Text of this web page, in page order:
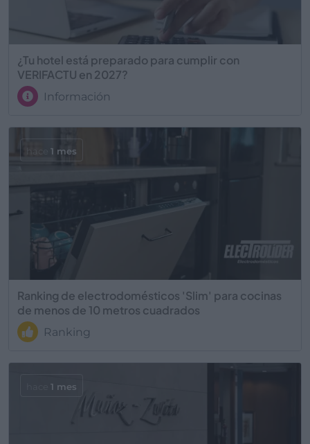
¿Tu hotel está preparado para cumplir con
VERIFACTU en 2027?
Información
Ranking de electrodomésticos 'Slim' para cocinas
de menos de 10 metros cuadrados
Ranking
1 mes
1 mes